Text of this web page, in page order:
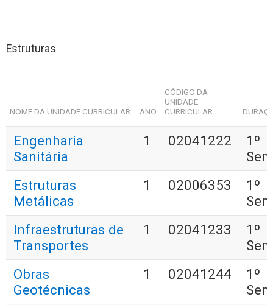
Estruturas
NOME DA UNIDADE CURRICULAR ANO
CÓDIGO DA
UNIDADE
CURRICULAR
Engenharia
Sanitária
1 02041222
1º
Estruturas
Metálicas
1 02006353
1º
Infraestruturas de
Transportes
1 02041233
1º
Obras
Geotécnicas
1 02041244
1º